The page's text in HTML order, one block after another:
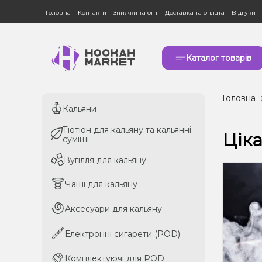
Головна Контакти Знижки та опт Доставка та оплата Відгуки
Каталог товарів
Кальяни
Тютюн для кальяну та кальянні
суміші
Вугілля для кальяну
Чаші для кальяну
Аксесуари для кальяну
Електронні сигарети (POD)
Комплектуючі для POD
Кальяни
Тютюн для кальяну та кальянні
суміші
Вугілля для кальяну
Чаші для кальяну
Аксесуари для кальяну
Електронні сигарети (POD)
Комплектуючі для POD
Головна